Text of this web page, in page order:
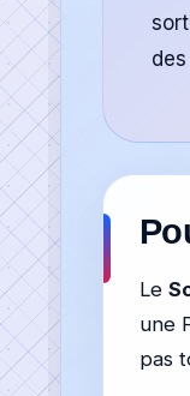
Le
une
pas